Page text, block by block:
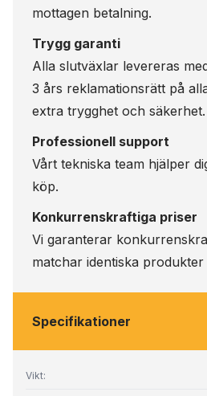
mottagen betalning.
Trygg garanti
Alla slutväxlar levereras
3 års reklamationsrätt på
extra trygghet och säkerhet.
Professionell support
Vårt tekniska team hjälper
köp.
Konkurrenskraftiga priser
Vi garanterar
matchar identiska
Specifikationer
Vikt: